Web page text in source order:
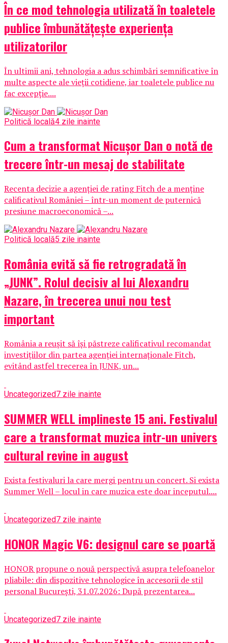
În ce mod tehnologia utilizată în toaletele
publice îmbunătățește experiența
utilizatorilor
În ultimii ani, tehnologia a adus schimbări semnificative în
multe aspecte ale vieții cotidiene, iar toaletele publice nu
fac excepție....
Politică locală4 zile inainte
Cum a transformat Nicușor Dan o notă de
trecere într-un mesaj de stabilitate
Recenta decizie a agenției de rating Fitch de a menține
calificativul României – într-un moment de puternică
presiune macroeconomică –...
Politică locală5 zile inainte
România evită să fie retrogradată în
„JUNK”. Rolul decisiv al lui Alexandru
Nazare, în trecerea unui nou test
important
România a reușit să își păstreze calificativul recomandat
investițiilor din partea agenției internaționale Fitch,
evitând astfel trecerea în JUNK, un...
Uncategorized7 zile inainte
SUMMER WELL implineste 15 ani. Festivalul
care a transformat muzica intr-un univers
cultural revine in august
Exista festivaluri la care mergi pentru un concert. Si exista
Summer Well – locul in care muzica este doar inceputul....
Uncategorized7 zile inainte
HONOR Magic V6: designul care se poartă
HONOR propune o nouă perspectivă asupra telefoanelor
pliabile: din dispozitive tehnologice în accesorii de stil
personal București, 31.07.2026: După prezentarea...
Uncategorized7 zile inainte